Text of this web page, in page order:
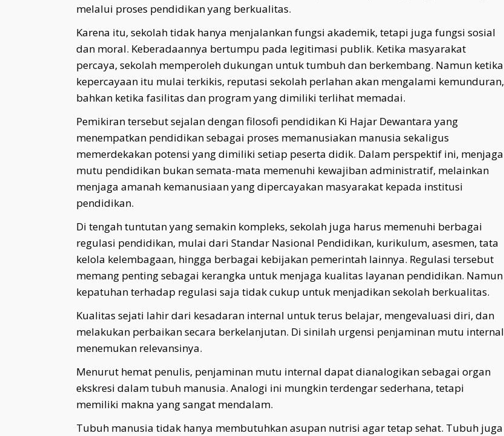
melalui proses pendidikan yang berkualitas.
Karena itu, sekolah tidak hanya menjalankan fungsi akademik, tetapi juga fungsi sosial
dan moral. Keberadaannya bertumpu pada legitimasi publik. Ketika masyarakat
percaya, sekolah memperoleh dukungan untuk tumbuh dan berkembang. Namun ketika
kepercayaan itu mulai terkikis, reputasi sekolah perlahan akan mengalami kemunduran,
bahkan ketika fasilitas dan program yang dimiliki terlihat memadai.
Pemikiran tersebut sejalan dengan filosofi pendidikan Ki Hajar Dewantara yang
menempatkan pendidikan sebagai proses memanusiakan manusia sekaligus
memerdekakan potensi yang dimiliki setiap peserta didik. Dalam perspektif ini, menjaga
mutu pendidikan bukan semata-mata memenuhi kewajiban administratif, melainkan
menjaga amanah kemanusiaan yang dipercayakan masyarakat kepada institusi
pendidikan.
Di tengah tuntutan yang semakin kompleks, sekolah juga harus memenuhi berbagai
regulasi pendidikan, mulai dari Standar Nasional Pendidikan, kurikulum, asesmen, tata
kelola kelembagaan, hingga berbagai kebijakan pemerintah lainnya. Regulasi tersebut
memang penting sebagai kerangka untuk menjaga kualitas layanan pendidikan. Namun
kepatuhan terhadap regulasi saja tidak cukup untuk menjadikan sekolah berkualitas.
Kualitas sejati lahir dari kesadaran internal untuk terus belajar, mengevaluasi diri, dan
melakukan perbaikan secara berkelanjutan. Di sinilah urgensi penjaminan mutu internal
menemukan relevansinya.
Menurut hemat penulis, penjaminan mutu internal dapat dianalogikan sebagai organ
ekskresi dalam tubuh manusia. Analogi ini mungkin terdengar sederhana, tetapi
memiliki makna yang sangat mendalam.
Tubuh manusia tidak hanya membutuhkan asupan nutrisi agar tetap sehat. Tubuh juga